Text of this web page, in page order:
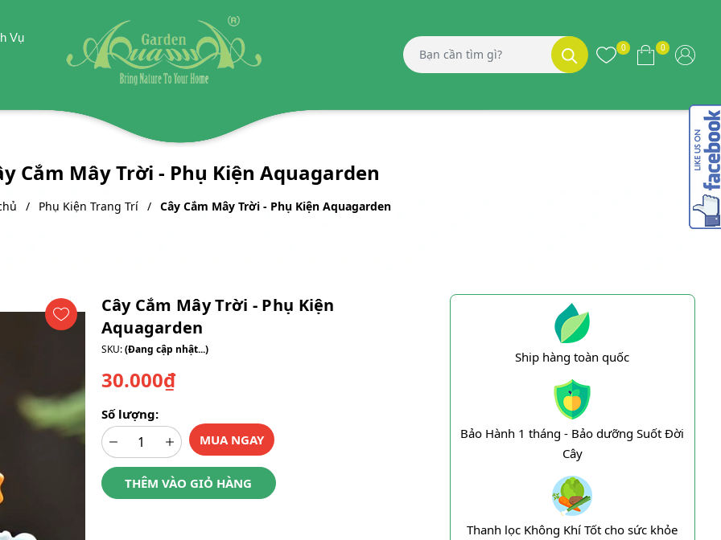
Vụ
0 0
Cắm Mây Trời - Phụ Kiện Aquagarden
Phụ Kiện Trang Trí Cây Cắm Mây Trời - Phụ Kiện Aquagarden
Cây Cắm Mây Trời - Phụ Kiện
Aquagarden
SKU:(Đang cập nhật...)
30.000₫
Số lượng:
MUA NGAY
THÊM VÀO GIỎ HÀNG
Ship hàng toàn quốc
Bảo Hành 1 tháng - Bảo dưỡng Suốt Đời
Cây
Thanh lọc Không Khí Tốt cho sức khỏe